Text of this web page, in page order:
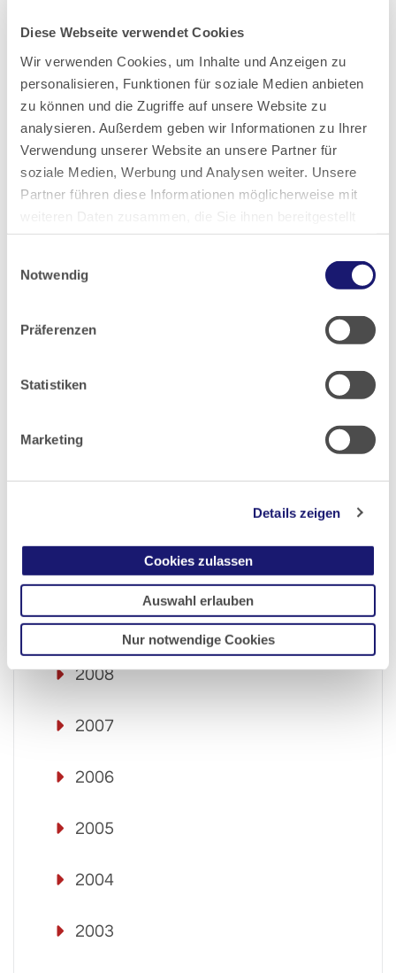
Diese Webseite verwendet Cookies
Wir verwenden Cookies, um Inhalte und Anzeigen zu
personalisieren, Funktionen für soziale Medien anbieten
zu können und die Zugriffe auf unsere Website zu
analysieren. Außerdem geben wir Informationen zu Ihrer
Verwendung unserer Website an unsere Partner für
soziale Medien, Werbung und Analysen weiter. Unsere
Partner führen diese Informationen möglicherweise mit
haben oder die sie im Rahmen Ihrer Nutzung der Dienste
Notwendig
Präferenzen
Statistiken
Marketing
Details zeigen
Cookies zulassen
Auswahl erlauben
Nur notwendige Cookies
2020
2019
2018
2010
2009
2008
2007
2006
2005
2004
2003